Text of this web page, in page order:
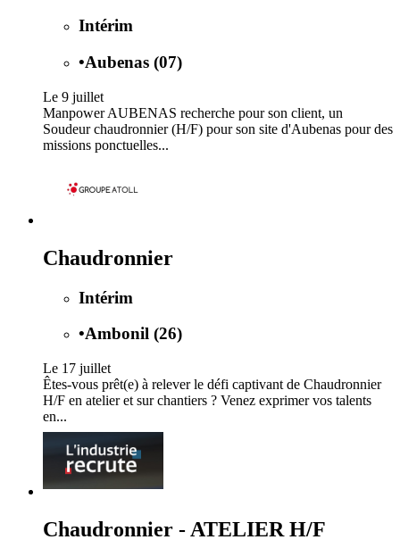
Intérim
•Aubenas (07)
Le 9 juillet
Manpower AUBENAS recherche pour son client, un
Soudeur chaudronnier (H/F) pour son site d'Aubenas pour des
missions ponctuelles...
Chaudronnier
Intérim
•Ambonil (26)
Le 17 juillet
Êtes-vous prêt(e) à relever le défi captivant de Chaudronnier
H/F en atelier et sur chantiers ? Venez exprimer vos talents
en...
Chaudronnier - ATELIER H/F